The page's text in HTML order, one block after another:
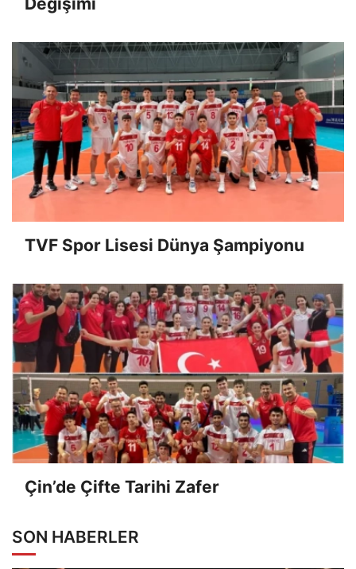
TVF Spor Lisesi Dünya Şampiyonu
Çin’de Çifte Tarihi Zafer
SON HABERLER